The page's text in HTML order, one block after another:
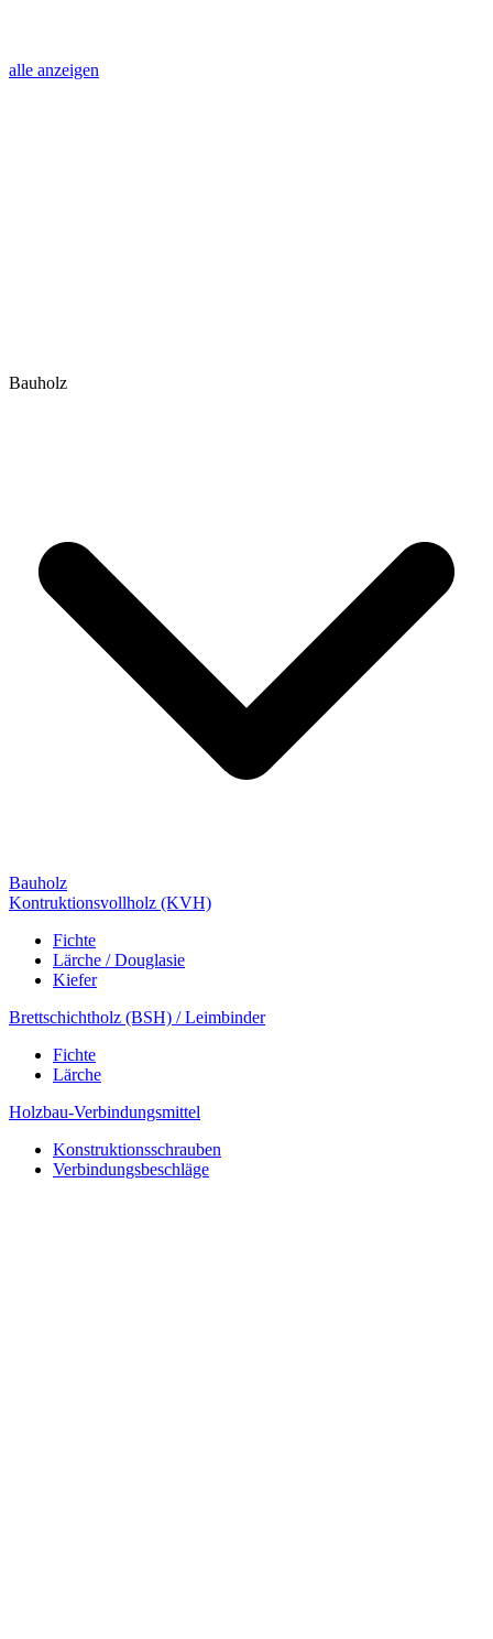
alle anzeigen
Bauholz
Bauholz
Kontruktionsvollholz (KVH)
Fichte
Lärche / Douglasie
Kiefer
Brettschichtholz (BSH) / Leimbinder
Fichte
Lärche
Holzbau-Verbindungsmittel
Konstruktionsschrauben
Verbindungsbeschläge